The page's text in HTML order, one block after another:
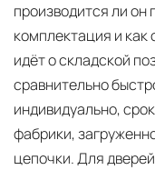
производится ли он
комплектация и как
идёт о складской
сравнительно
индивидуально,
фабрики,
цепочки. Для